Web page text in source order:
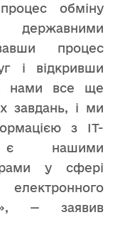
обміну
процес
і відкривши
нами все ще
завдань, і ми
з ІТ-
є нашими
у сфері
— заявив